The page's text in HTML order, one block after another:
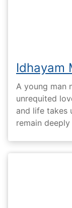
Idhayam
A young man
unrequited
and life takes
remain